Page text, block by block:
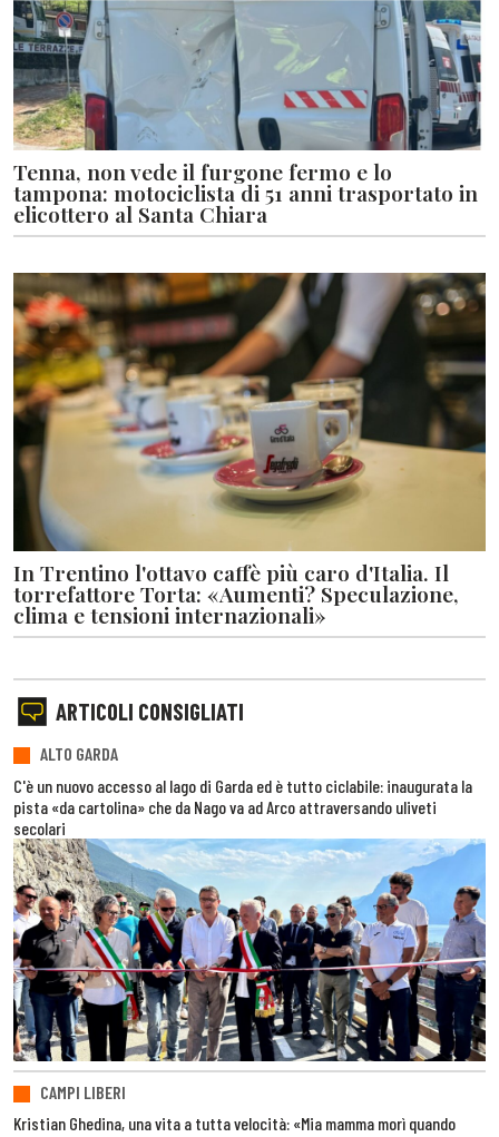
Tenna, non vede il furgone fermo e lo
tampona: motociclista di 51 anni trasportato in
elicottero al Santa Chiara
In Trentino l'ottavo caffè più caro d'Italia. Il
torrefattore Torta: «Aumenti? Speculazione,
clima e tensioni internazionali»
ARTICOLI CONSIGLIATI
ALTO GARDA
C'è un nuovo accesso al lago di Garda ed è tutto ciclabile: inaugurata la
pista «da cartolina» che da Nago va ad Arco attraversando uliveti
secolari
CAMPI LIBERI
Kristian Ghedina, una vita a tutta velocità: «Mia mamma morì quando